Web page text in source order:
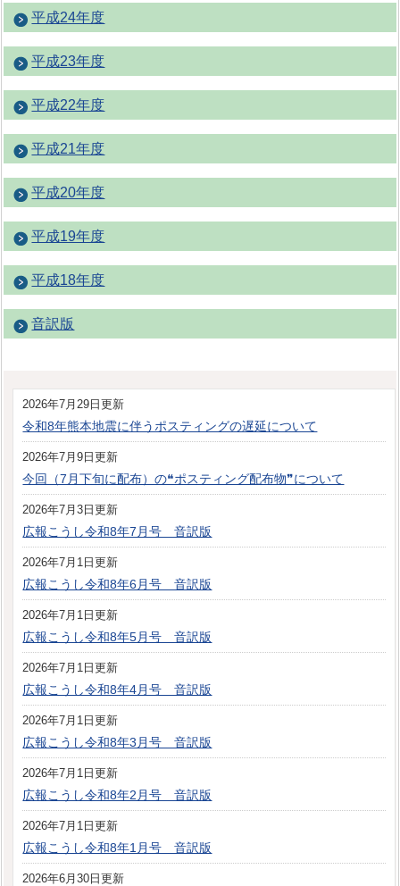
平成24年度
平成23年度
平成22年度
平成21年度
平成20年度
平成19年度
平成18年度
音訳版
2026年7月29日更新
令和8年熊本地震に伴うポスティングの遅延について
2026年7月9日更新
今回（7月下旬に配布）の❝ポスティング配布物❞について
2026年7月3日更新
広報こうし令和8年7月号 音訳版
2026年7月1日更新
広報こうし令和8年6月号 音訳版
2026年7月1日更新
広報こうし令和8年5月号 音訳版
2026年7月1日更新
広報こうし令和8年4月号 音訳版
2026年7月1日更新
広報こうし令和8年3月号 音訳版
2026年7月1日更新
広報こうし令和8年2月号 音訳版
2026年7月1日更新
広報こうし令和8年1月号 音訳版
2026年6月30日更新